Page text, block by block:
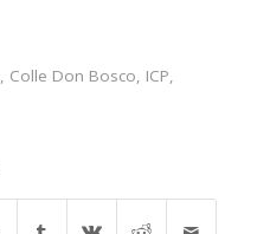
, Colle Don Bosco, ICP,